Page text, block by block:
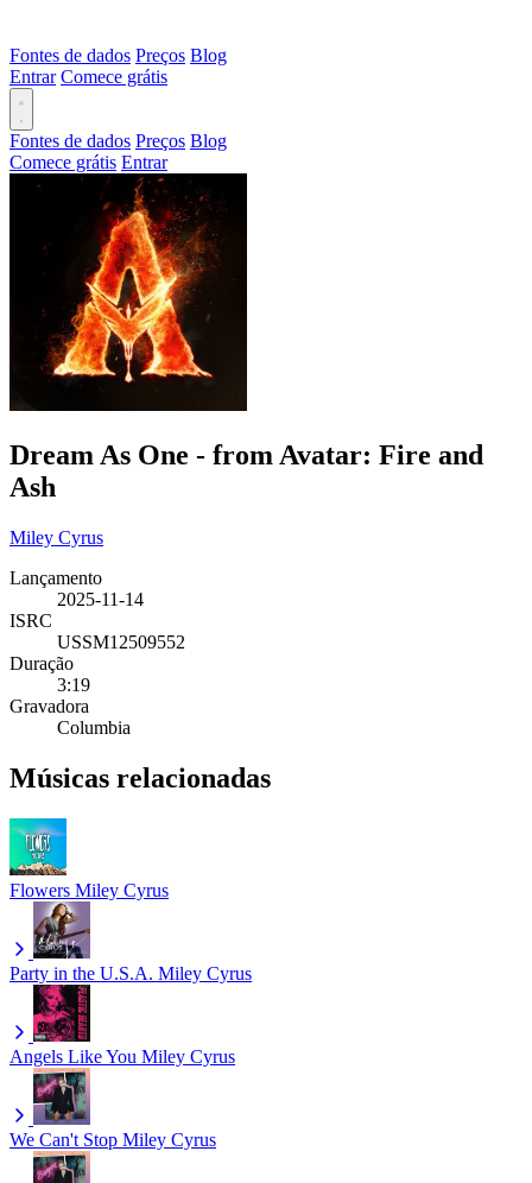
Fontes de dados Preços Blog
Entrar Comece grátis
Fontes de dados Preços Blog
Comece grátis Entrar
Dream As One - from Avatar: Fire and
Ash
Miley Cyrus
Lançamento
2025-11-14
ISRC
USSM12509552
Duração
3:19
Gravadora
Columbia
Músicas relacionadas
Flowers Miley Cyrus
Party in the U.S.A. Miley Cyrus
Angels Like You Miley Cyrus
We Can't Stop Miley Cyrus